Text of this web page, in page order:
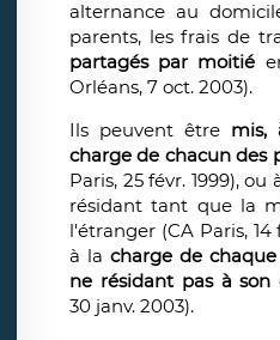
alternance au
parents, les frais de
partagés par moitié
Orléans, 7 oct. 2003).
Ils peuvent être mis,
charge de chacun des
Paris, 25 févr. 1999),
résidant tant que la
l'étranger (CA Paris,
à la charge de
ne résidant pas à son
30 janv. 2003).